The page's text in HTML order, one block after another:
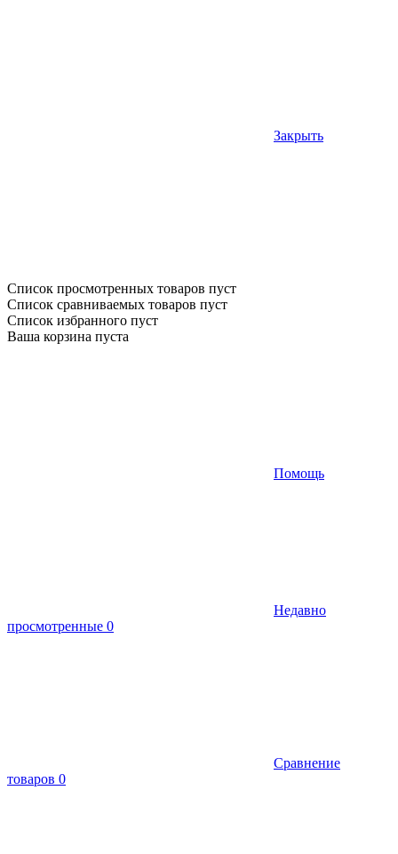
Закрыть
Список просмотренных товаров пуст
Список сравниваемых товаров пуст
Список избранного пуст
Ваша корзина пуста
Помощь
Недавно
просмотренные 0
Сравнение
товаров 0